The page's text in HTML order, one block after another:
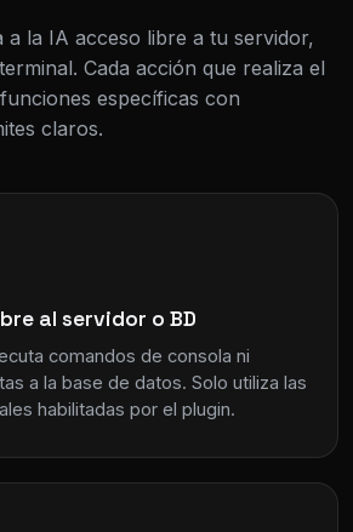
a la IA acceso libre a tu servidor,
Cada acción que realiza el
específicas con
claros.
al servidor o BD
comandos de consola ni
a la base de datos. Solo utiliza las
habilitadas por el plugin.